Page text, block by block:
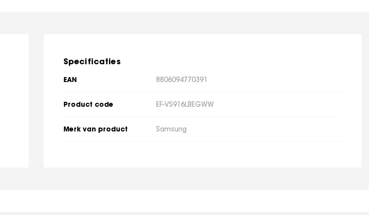
Specificaties
EAN 8806094770391
Product code EF-VS916LBEGWW
Merk van product Samsung